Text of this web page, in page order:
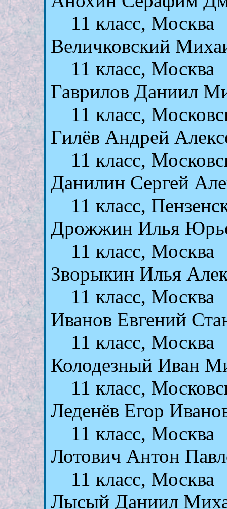
11 класс, Москва
Величковский
11 класс, Москва
Гаврилов Даниил
11 класс,
Гилёв Андрей
11 класс,
Данилин Сергей
11 класс,
Дрожжин Илья
11 класс, Москва
Зворыкин Илья
11 класс, Москва
Иванов Евгений
11 класс, Москва
Колодезный Иван
11 класс,
Леденёв Егор
11 класс, Москва
Лотович Антон
11 класс, Москва
Лысый Даниил